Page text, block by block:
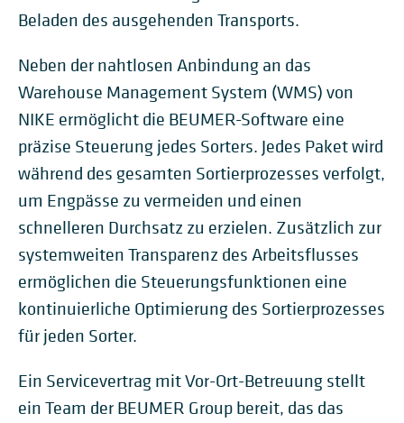
Beladen des ausgehenden Transports.
Neben der nahtlosen Anbindung an das
Warehouse Management System (WMS) von
NIKE ermöglicht die BEUMER-Software eine
präzise Steuerung jedes Sorters. Jedes Paket wird
während des gesamten Sortierprozesses verfolgt,
um Engpässe zu vermeiden und einen
schnelleren Durchsatz zu erzielen. Zusätzlich zur
systemweiten Transparenz des Arbeitsflusses
ermöglichen die Steuerungsfunktionen eine
kontinuierliche Optimierung des Sortierprozesses
für jeden Sorter.
Ein Servicevertrag mit Vor-Ort-Betreuung stellt
ein Team der BEUMER Group bereit, das das